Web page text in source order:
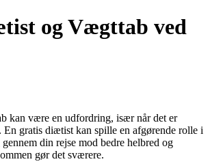
og Vægttab ved
kan være en udfordring, især når det er
En gratis diætist kan spille en afgørende rolle i
din rejse mod bedre helbred og
gør det sværere.